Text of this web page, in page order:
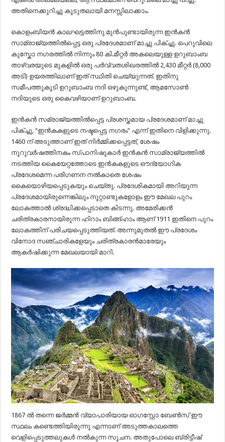
അതിനെക്കുറിച്ചു കൂടുതലായി മനസ്സിലാക്കാം.
കൊളംബിയൻ കാലഘട്ടത്തിനു മുൻപുണ്ടായിരുന്ന ഇൻകൻ
സാമ്രാജ്യത്തിൽപ്പെട്ട ഒരു പ്രദേശമാണ്‌ മാച്ചു പിക്ച്ചു. പെറുവിലെ
കുസ്കോ നഗരത്തിൽ നിന്നും 80 കി.മീറ്റർ അകലെയുള്ള ഉറുബാംബ
താഴ്വരയുടെ മുകളിൽ ഒരു പർവ്വതശിഖരത്തിൽ 2,430 മീറ്റർ (8,000
അടി) ഉയരത്തിലാണ്‌ ഇത് സ്ഥിതി ചെയ്യുന്നത്. ഇതിനു
സമീപത്തുകൂടി ഉറുബാംബ നദി ഒഴുകുന്നുണ്ട്, ആമസോൺ
നദിയുടെ ഒരു കൈവഴിയാണ്‌ ഉറുബാംബ.
ഇൻകൻ സമ്രാജ്യത്തിൽപ്പെട്ട പ്രശസ്തമായ പ്രദേശമാണ്‌ മാച്ചു
പിക്ച്ചു, “ഇൻകകളുടെ നഷ്ടപ്പെട്ട നഗരം” എന്ന് ഇതിനെ വിളിക്കുന്നു.
1460 ന്‌ അടുത്താണ്‌ ഇത് നിർമ്മിക്കപ്പെട്ടത്, ശേഷം
നൂറുവർഷത്തിനകം സ്പാനിഷുകാർ ഇൻകൻ സാമ്രാജ്യത്തിൽ
നടത്തിയ കൈയേറ്റത്തോടെ ഇൻകകളുടെ ഔദ്യോഗിക
പ്രദേശമെന്ന പരിഗണന നൽകാതെ ശേഷം
കൈയൊഴിയപ്പെടുകയും ചെയ്തു. പ്രദേശികമായി അറിയുന്ന
പ്രദേശമായിരുന്നെങ്കിലും നൂറ്റാണ്ടുകളോളം ഈ മേഖല പുറം
ലോകത്താൽ ശ്രദ്ധിക്കപ്പെടാതെ കിടന്നു. അമേരിക്കൻ
ചരിത്രകാരനായിരുന്ന ഹിറാം ബിങ്ങ്ഹാം ആണ്‌ 1911 ഇതിനെ പുറം
ലോകത്തിന് പരിചയപ്പെടുത്തിയത്. അന്നുമുതൽ ഈ പ്രദേശം
വിനോദ സഞ്ചാരികളേയും ചരിത്രകാരൻമാരേയും
ആകർഷിക്കുന്ന മേഖലയായി മാറി.
1867 ൽ തന്നെ ജർമ്മൻ വ്യാപാരിയായ ഓഗസ്റ്റോ ബേൺസ് ഈ
സ്ഥലം കണ്ടെത്തിയിരുന്നു എന്നാണ്‌ അടുത്തകാലത്തെ
വെളിപ്പെടുത്തലുകൾ നൽകുന്ന സൂചന. അതുപോലെ ബ്രിട്ടീഷ്